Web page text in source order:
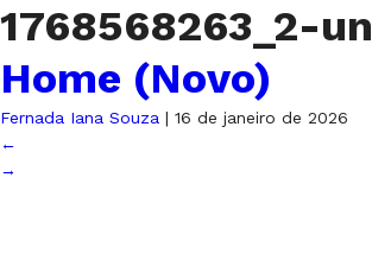
1768568263_2-
Home (Novo)
Fernada Iana Souza | 16 de janeiro de 2026
←
→